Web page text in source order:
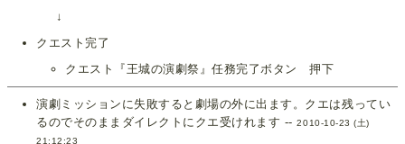
↓
クエスト完了
クエスト『王城の演劇祭』任務完了ボタン 押下
演劇ミッションに失敗すると劇場の外に出ます。クエは残ってい
るのでそのままダイレクトにクエ受けれます --2010-10-23 (土)
21:12:23